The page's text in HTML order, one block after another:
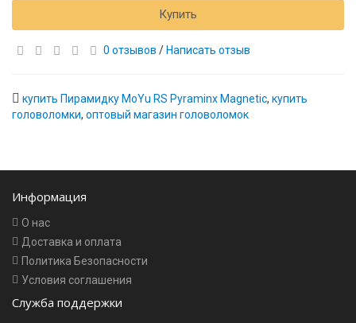
Купить
0 отзывов / Написать отзыв
купить Пирамидку MoYu RS Pyraminx Magnetic, купить
головоломки, оптовый магазин головоломок
Информация
О нас
Доставка и оплата
Политика Безопасности
Условия соглашения
Служба поддержки